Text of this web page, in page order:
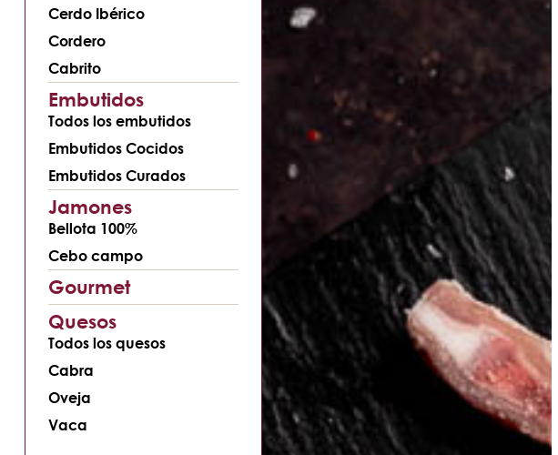
Cerdo Ibérico
Cordero
Cabrito
Embutidos
Todos los embutidos
Embutidos Cocidos
Embutidos Curados
Jamones
Bellota 100%
Cebo campo
Gourmet
Quesos
Todos los quesos
Cabra
Oveja
Vaca